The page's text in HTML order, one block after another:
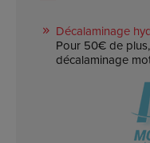
Décalaminage
Pour 50€ de
décalaminage